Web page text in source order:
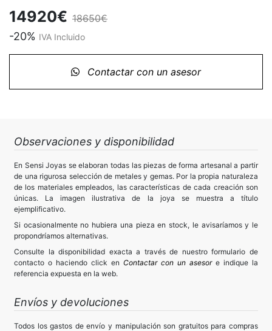
14920€ 18650€
-20% IVA Incluido
Contactar con un asesor
Observaciones y disponibilidad
En Sensi Joyas se elaboran todas las piezas de forma artesanal a partir
de una rigurosa selección de metales y gemas. Por la propia naturaleza
de los materiales empleados, las características de cada creación son
únicas. La imagen ilustrativa de la joya se muestra a título
ejemplificativo.
Si ocasionalmente no hubiera una pieza en stock, le avisaríamos y le
propondríamos alternativas.
Consulte la disponibilidad exacta a través de nuestro formulario de
contacto o haciendo click en Contactar con un asesor e indique la
referencia expuesta en la web.
Envíos y devoluciones
Todos los gastos de envío y manipulación son gratuitos para compras